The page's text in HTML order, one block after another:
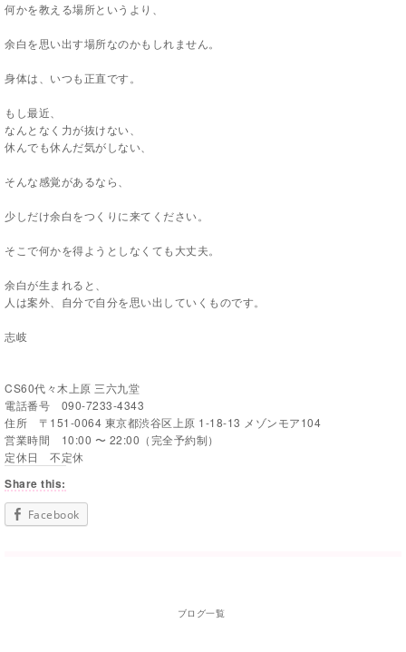
何かを教える場所というより、
余白を思い出す場所なのかもしれません。
身体は、いつも正直です。
もし最近、
なんとなく力が抜けない、
休んでも休んだ気がしない、
そんな感覚があるなら、
少しだけ余白をつくりに来てください。
そこで何かを得ようとしなくても大丈夫。
余白が生まれると、
人は案外、自分で自分を思い出していくものです。
志岐
CS60代々木上原 三六九堂
電話番号 090-7233-4343
住所 〒151-0064 東京都渋谷区上原 1-18-13 メゾンモア104
営業時間 10:00 〜 22:00（完全予約制）
定休日 不定休
Share this:
Facebook
ブログ一覧